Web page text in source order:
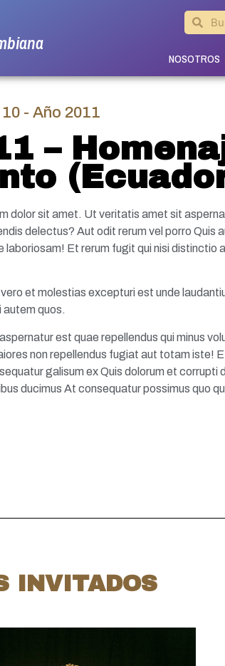
NOSOTROS
- Año 2011
–
dolor sit amet. Ut veritatis amet sit
delectus? Aut odit rerum vel porro Quis
laboriosam! Et rerum fugit qui nisi
et molestias excepturi est unde
autem quos.
est quae repellendus qui minus
non repellendus fugiat aut totam iste!
galisum ex Quis dolorum et corrupti
ducimus At consequatur possimus quo
INVITADOS